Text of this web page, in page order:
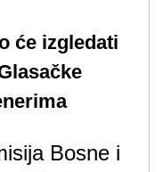
će izgledati
Bosne i